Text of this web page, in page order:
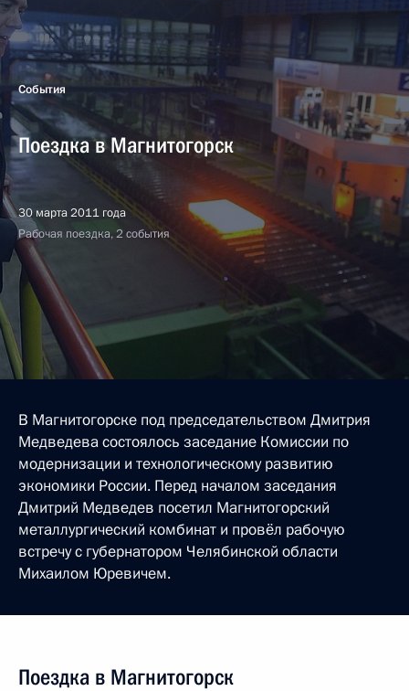
События
Поездка в Магнитогорск
30 марта 2011 года
Рабочая поездка, 2 события
В Магнитогорске под председательством Дмитрия
Медведева состоялось заседание Комиссии по
модернизации и технологическому развитию
экономики России. Перед началом заседания
Дмитрий Медведев посетил Магнитогорский
металлургический комбинат и провёл рабочую
встречу с губернатором Челябинской области
Михаилом Юревичем.
Поездка в Магнитогорск